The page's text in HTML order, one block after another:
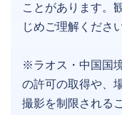
ことがあります。
じめご理解ください
※ラオス・中国国
の許可の取得や、
撮影を制限される